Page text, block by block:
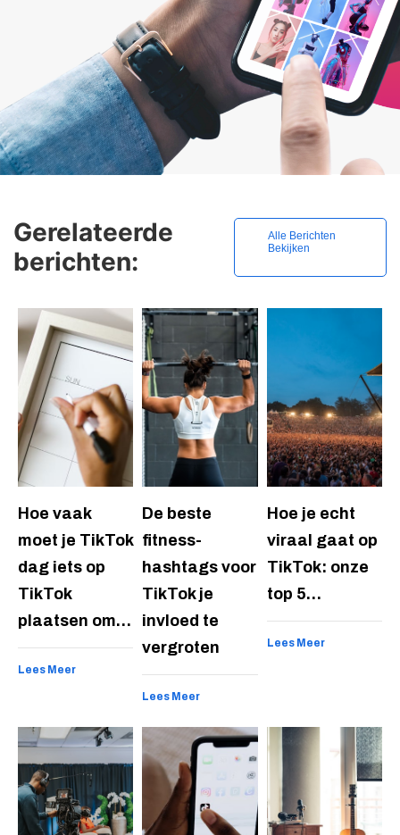
Gerelateerde
berichten:
Alle Berichten
Bekijken
Hoe vaak
moet je TikTok
dag iets op
TikTok
plaatsen om…
Lees Meer
De beste
fitness-
hashtags voor
TikTok je
invloed te
vergroten
Lees Meer
Hoe je echt
viraal gaat op
TikTok: onze
top 5…
Lees Meer